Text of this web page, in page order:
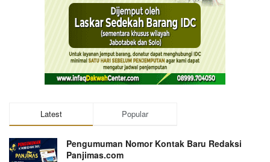
Latest Popular
Pengumuman Nomor Kontak Baru Redaksi
Panjimas.com